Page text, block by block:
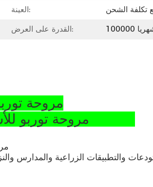
العينة: تكلفة الشحن
القدرة على العرض: شهريا
مروحة
والتطبيقات الزراعية والمدارس